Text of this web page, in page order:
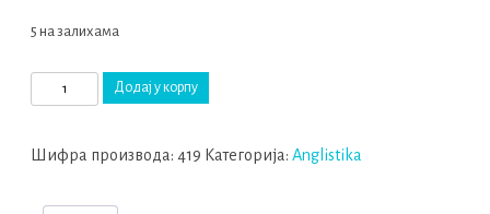
5 на залихама
art
appropriation,
Додај у корпу
Шифра производа: 419 Категорија: Аnglistika